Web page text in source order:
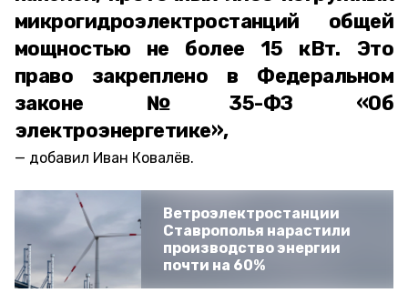
микрогидроэлектростанций общей
мощностью не более 15 кВт. Это
право закреплено в Федеральном
законе №35-ФЗ «Об
электроэнергетике»,
добавил Иван Ковалёв.
Ветроэлектростанции
Ставрополья нарастили
производство энергии
почти на 60%